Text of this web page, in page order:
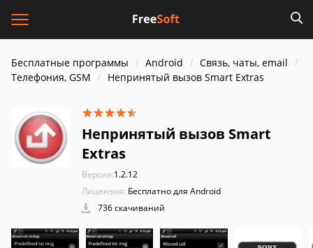
Бесплатные программы Android
Связь, чаты, email
Телефония, GSM
Непринятый вызов Smart Extras
Непринятый вызов Smart
Extras
Версия:1.2.12
Лицензия: Бесплатно для Android
736 скачиваний